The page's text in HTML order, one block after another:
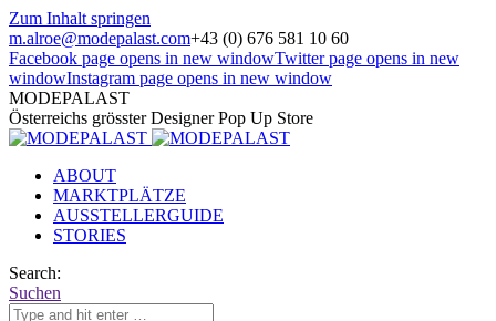
Zum Inhalt springen
m.alroe@modepalast.com+43 (0) 676 581 10 60
Facebook page opens in new windowTwitter page opens in new
windowInstagram page opens in new window
MODEPALAST
Österreichs grösster Designer Pop Up Store
ABOUT
MARKTPLÄTZE
AUSSTELLERGUIDE
STORIES
Search:
Suchen